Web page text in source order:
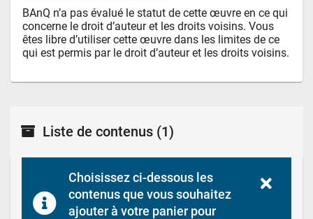
BAnQ n’a pas évalué le statut de cette œuvre en ce qui
concerne le droit d’auteur et les droits voisins. Vous
êtes libre d’utiliser cette œuvre dans les limites de ce
qui est permis par le droit d’auteur et les droits voisins.
Liste de contenus (1)
Choisissez ci-dessous les
contenus que vous souhaitez
ajouter à votre panier pour